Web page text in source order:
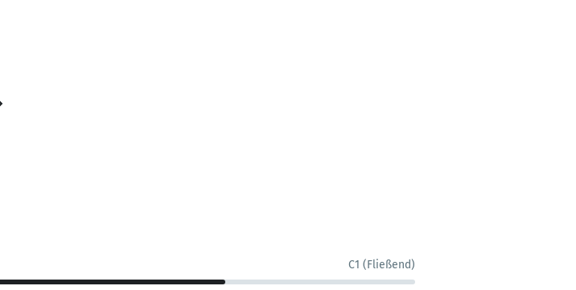
C1 (Fließend)